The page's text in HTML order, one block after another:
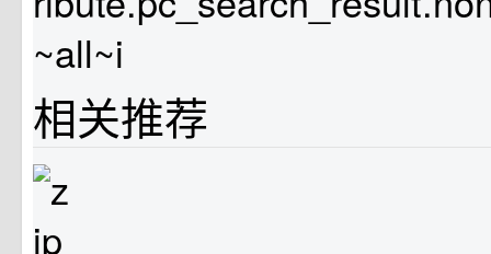
~all~i
相关推荐